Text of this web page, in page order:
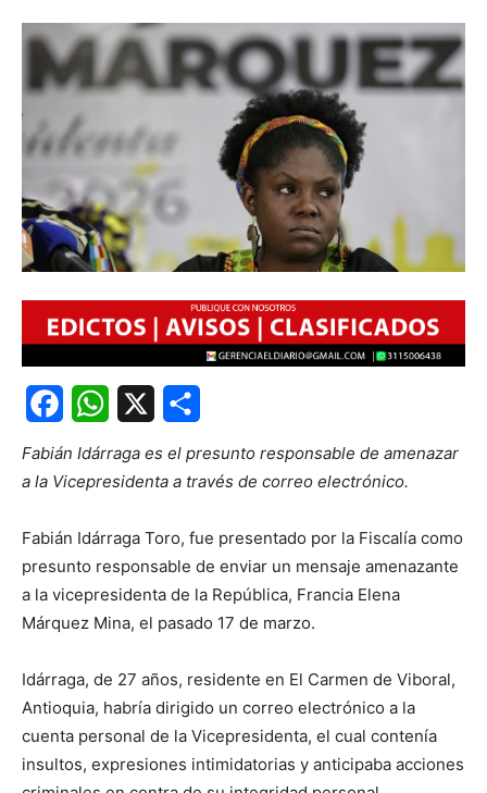
FacebookWhatsApp
Fabián Idárraga es el presunto responsable de amenazar
a la Vicepresidenta a través de correo electrónico.
Fabián Idárraga Toro, fue presentado por la Fiscalía como
presunto responsable de enviar un mensaje amenazante
a la vicepresidenta de la República, Francia Elena
Márquez Mina, el pasado 17 de marzo.
Idárraga, de 27 años, residente en El Carmen de Viboral,
Antioquia, habría dirigido un correo electrónico a la
cuenta personal de la Vicepresidenta, el cual contenía
insultos, expresiones intimidatorias y anticipaba acciones